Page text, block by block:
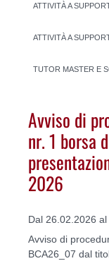
ATTIVITÀ A
ATTIVITÀ A
TUTOR MASTER E
Avviso di
nr. 1 borsa
2026
Dal 26.02.2026
Avviso di
BCA26_07 dal